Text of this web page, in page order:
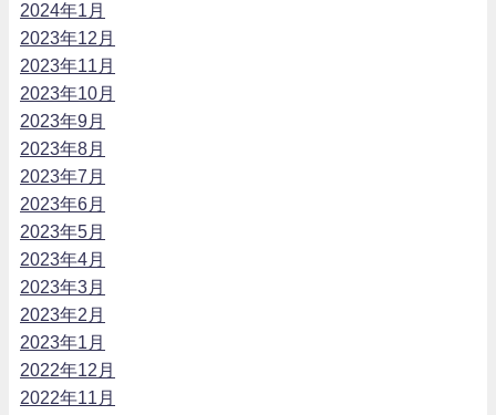
2024年1月
2023年12月
2023年11月
2023年10月
2023年9月
2023年8月
2023年7月
2023年6月
2023年5月
2023年4月
2023年3月
2023年2月
2023年1月
2022年12月
2022年11月